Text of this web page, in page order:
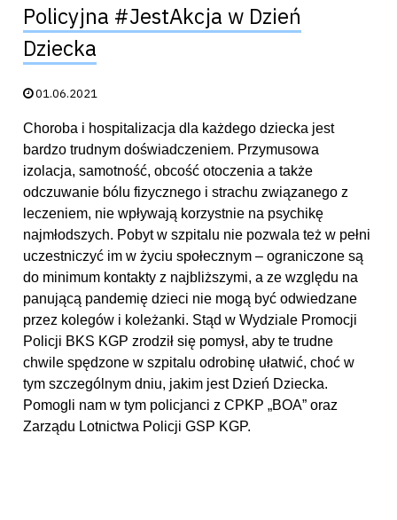
Policyjna #JestAkcja w Dzień
Dziecka
Data publikacji:
01.06.2021
Choroba i hospitalizacja dla każdego dziecka jest
bardzo trudnym doświadczeniem. Przymusowa
izolacja, samotność, obcość otoczenia a także
odczuwanie bólu fizycznego i strachu związanego z
leczeniem, nie wpływają korzystnie na psychikę
najmłodszych. Pobyt w szpitalu nie pozwala też w pełni
uczestniczyć im w życiu społecznym – ograniczone są
do minimum kontakty z najbliższymi, a ze względu na
panującą pandemię dzieci nie mogą być odwiedzane
przez kolegów i koleżanki. Stąd w Wydziale Promocji
Policji BKS KGP zrodził się pomysł, aby te trudne
chwile spędzone w szpitalu odrobinę ułatwić, choć w
tym szczególnym dniu, jakim jest Dzień Dziecka.
Pomogli nam w tym policjanci z CPKP „BOA” oraz
Zarządu Lotnictwa Policji GSP KGP.